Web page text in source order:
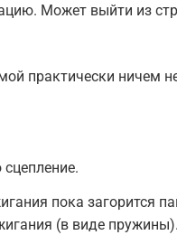
Может выйти из
практически ничем
пока загорится
(в виде пружины).